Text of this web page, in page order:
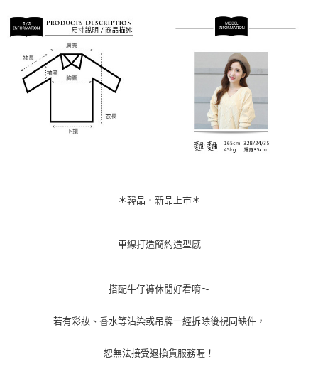
＊韓品．新品上市＊
車線打造簡約造型感
搭配牛仔褲休閒好看唷～
若有彩妝、香水等沾染或吊牌一經拆除後視同缺件，
恕無法接受退換貨服務喔！